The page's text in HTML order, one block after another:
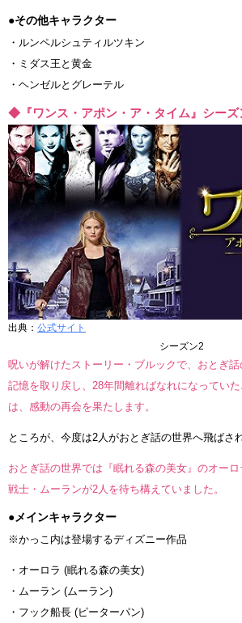
●その他キャラクター
・ルンペルシュティルツキン
・ミダス王と黄金
・ヘンゼルとグレーテル
◆『ワンス・アポン・ア・タイム』シーズ
出典： 公式サイト
シーズン2
呪いが解けたストーリー・ブルックで、おとぎ
記憶を取り戻し、28年間離ればなれになってい
は、感動の再会を果たします。
ところが、今度は2人がおとぎ話の世界へ飛ばさ
おとぎ話の世界では『眠れる森の美女』のオー
戦士・ムーランが2人を待ち構えていました。
●メインキャラクター
※かっこ内は登場するディズニー作品
・オーロラ (眠れる森の美女)
・ムーラン (ムーラン)
・フック船長 (ピーターパン)